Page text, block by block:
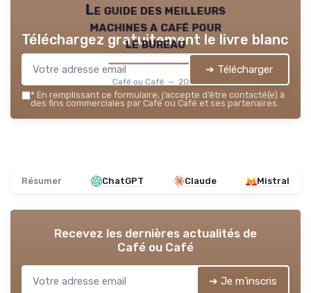
Le guide des meilleurs
machines a café pour
le bureau
Café ou Café — 2026
Téléchargez gratuitement le livre blanc
➔ Télécharger
* En remplissant ce formulaire, j’accepte d’être contacté(e) à
des fins commerciales par Café ou Café et ses partenaires.
Résumer ChatGPT Claude Mistral
Recevez les dernières actualités de
Café ou Café
➔ Je m'inscris